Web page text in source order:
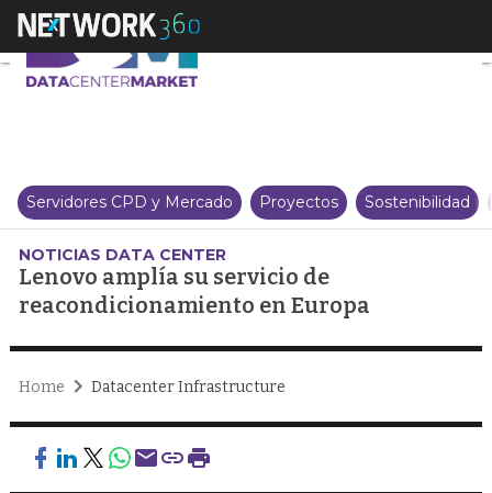
Lenovo amplía su servicio de
Servidores CPD y Mercado Proyectos Sostenibilidad
NOTICIAS DATA CENTER
Lenovo amplía su servicio de
reacondicionamiento en Europa
Home Datacenter Infrastructure